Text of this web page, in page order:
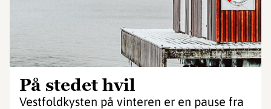
På stedet hvil
Vestfoldkysten på vinteren er en pause fra